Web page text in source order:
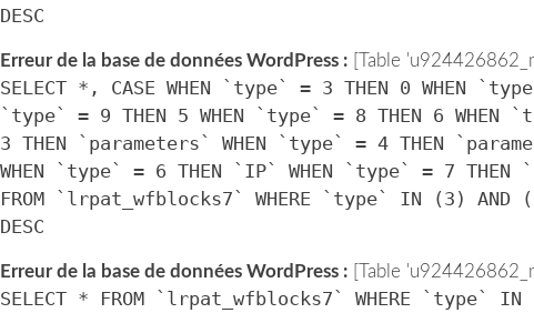
DESC
Erreur de la base de données WordPress : [Table
SELECT *, CASE WHEN `type` = 3 THEN 0 WHEN
`type` = 9 THEN 5 WHEN `type` = 8 THEN 6 WHEN
3 THEN `parameters` WHEN `type` = 4 THEN
WHEN `type` = 6 THEN `IP` WHEN `type` = 7
FROM `lrpat_wfblocks7` WHERE `type` IN (3)
DESC
Erreur de la base de données WordPress : [Table
SELECT * FROM `lrpat_wfblocks7` WHERE